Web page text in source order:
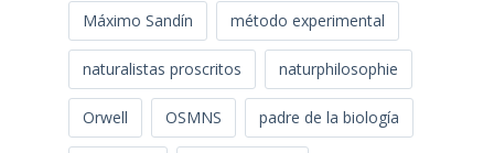
Máximo Sandín método experimental
naturalistas proscritos naturphilosophie
Orwell OSMNS padre de la biología